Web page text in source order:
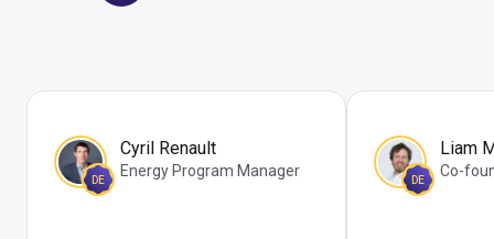
DE
Cyril Renault
Energy Program Manager DE
Liam
Co-